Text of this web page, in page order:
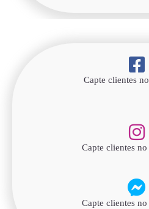
Capte clientes no
Capte clientes no
Capte clientes no